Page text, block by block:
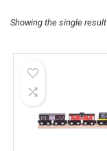
Showing the single result